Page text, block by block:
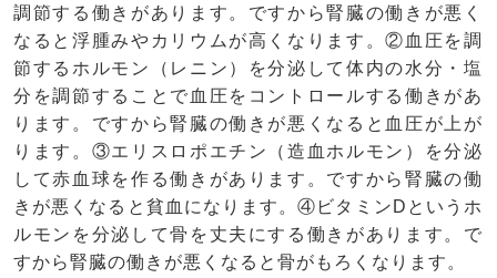
調節する働きがあります。ですから腎臓の働きが悪く
なると浮腫みやカリウムが高くなります。②血圧を調
節するホルモン（レニン）を分泌して体内の水分・塩
分を調節することで血圧をコントロールする働きがあ
ります。ですから腎臓の働きが悪くなると血圧が上が
ります。③エリスロポエチン（造血ホルモン）を分泌
して赤血球を作る働きがあります。ですから腎臓の働
きが悪くなると貧血になります。④ビタミンDというホ
ルモンを分泌して骨を丈夫にする働きがあります。で
すから腎臓の働きが悪くなると骨がもろくなります。